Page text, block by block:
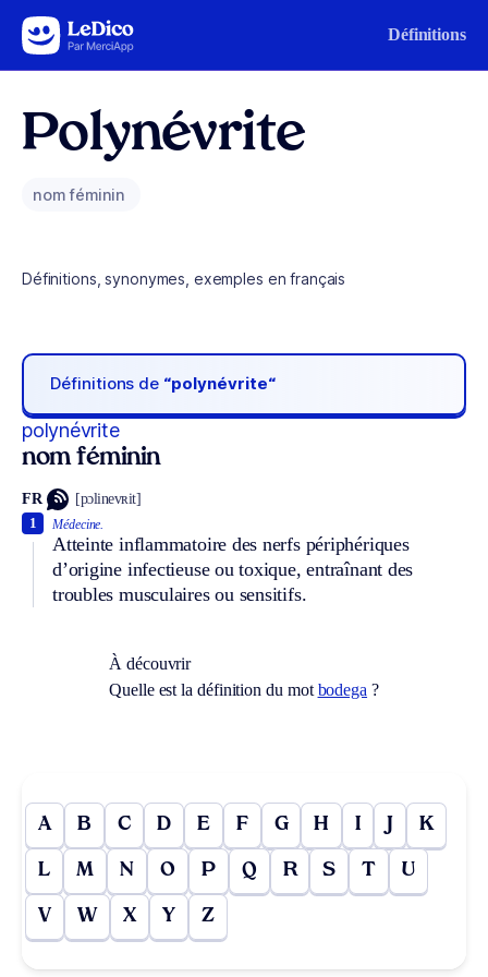
Aller au contenu Définitions
Polynévrite
nom féminin
Définitions, synonymes, exemples en français
Définitions de “polynévrite“
polynévrite
nom féminin
FR [pɔlinevʀit]
Médecine.
Atteinte inflammatoire des nerfs périphériques
d’origine infectieuse ou toxique, entraînant des
troubles musculaires ou sensitifs.
1
À découvrir
Quelle est la définition du mot bodega ?
A B C D E F G H I J K
L M N O P Q R S T U
V W X Y Z